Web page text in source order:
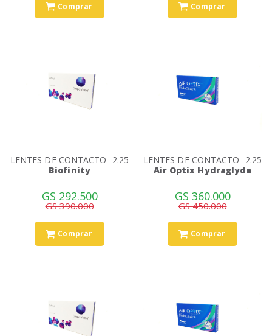
Comprar Comprar
LENTES DE CONTACTO -2.25
Biofinity
GS 292.500
GS 390.000
Comprar
LENTES DE CONTACTO -2.25
Air Optix Hydraglyde
GS 360.000
GS 450.000
Comprar